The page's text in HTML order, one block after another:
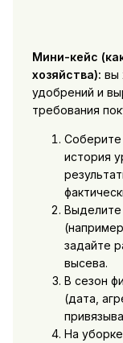
Мини-кейс
хозяйства): вы
удобрений и
требования
Соберите
история
Выделите
задайте
высева.
В сезон
(дата,
На